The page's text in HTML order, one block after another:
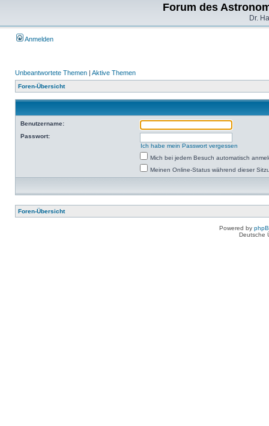
Forum des
Dr.
Anmelden
Unbeantwortete Themen | Aktive Themen
Foren-Übersicht
Benutzername:
Passwort:
Ich habe mein Passwort vergessen
Mich bei jedem Besuch automatisch
Meinen Online-Status während dieser
Foren-Übersicht
Powered by
Deutsche